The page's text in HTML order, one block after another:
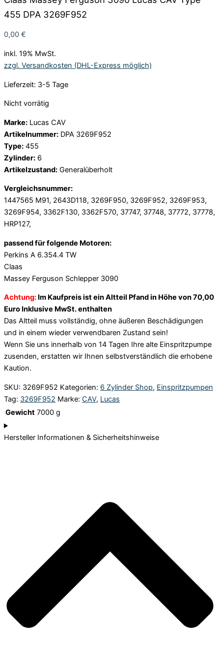
455 DPA 3269F952
0,00 €
inkl. 19% MwSt.
zzgl. Versandkosten (DHL-Express möglich)
Lieferzeit: 3-5 Tage
Nicht vorrätig
Marke: Lucas CAV
Artikelnummer: DPA 3269F952
Type: 455
Zylinder: 6
Artikelzustand: Generalüberholt
Vergleichsnummer:
1447565 M91, 2643D118, 3269F950, 3269F952, 3269F953,
3269F954, 3362F130, 3362F570, 37747, 37748, 37772, 37778,
HRP127,
passend für folgende Motoren:
Perkins A 6.354.4 TW
Claas
Massey Ferguson Schlepper 3090
Achtung: Im Kaufpreis ist ein Altteil Pfand in Höhe von 70,00
Euro Inklusive MwSt. enthalten
Das Altteil muss vollständig, ohne äußeren Beschädigungen
und in einem wieder verwendbaren Zustand sein!
Wenn Sie uns innerhalb von 14 Tagen Ihre alte Einspritzpumpe
zusenden, erstatten wir Ihnen selbstverständlich die erhobene
Kaution.
SKU: 3269F952 Kategorien: 6 Zylinder Shop, Einspritzpumpen
Tag: 3269F952 Marke: CAV, Lucas
Gewicht 7000 g
Hersteller Informationen & Sicherheitshinweise